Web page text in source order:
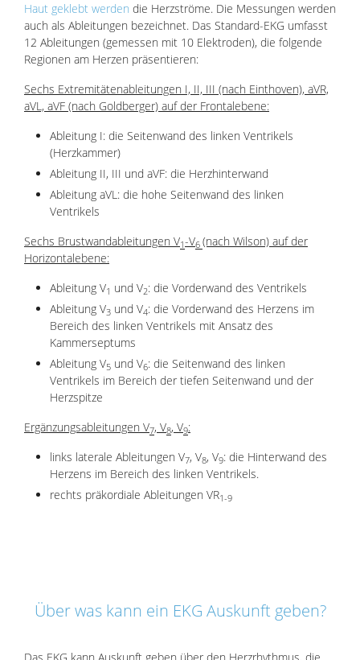
Haut geklebt werden die Herzströme. Die Messungen werden
auch als Ableitungen bezeichnet. Das Standard-EKG umfasst
12 Ableitungen (gemessen mit 10 Elektroden), die folgende
Regionen am Herzen präsentieren:
Sechs Extremitätenableitungen I, II, III (nach Einthoven), aVR,
aVL, aVF (nach Goldberger) auf der Frontalebene:
Ableitung I: die Seitenwand des linken Ventrikels
(Herzkammer)
Ableitung II, III und aVF: die Herzhinterwand
Ableitung aVL: die hohe Seitenwand des linken
Ventrikels
Sechs Brustwandableitungen V1-V6 (nach Wilson) auf der
Horizontalebene:
Ableitung V1 und V2: die Vorderwand des Ventrikels
Ableitung V3 und V4: die Vorderwand des Herzens im
Bereich des linken Ventrikels mit Ansatz des
Kammerseptums
Ableitung V5 und V6: die Seitenwand des linken
Ventrikels im Bereich der tiefen Seitenwand und der
Herzspitze
Ergänzungsableitungen V7, V8, V9:
links laterale Ableitungen V7, V8, V9: die Hinterwand des
Herzens im Bereich des linken Ventrikels.
rechts präkordiale Ableitungen VR1-9
Über was kann ein EKG Auskunft geben?